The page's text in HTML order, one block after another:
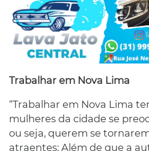
Trabalhar em Nova Lima
“Trabalhar em Nova Lima
mulheres da cidade se
ou seja, querem se
atraentes; Além de que a